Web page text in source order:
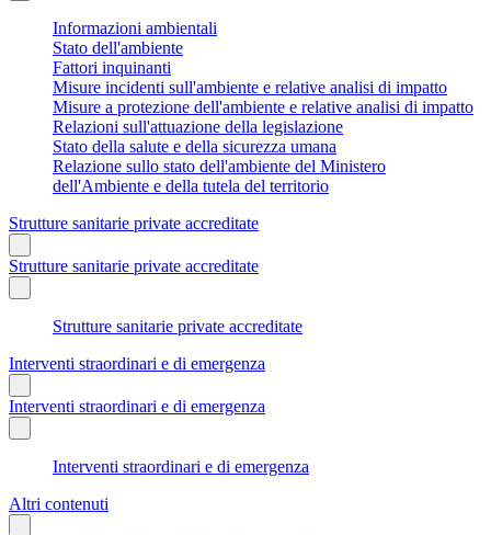
Informazioni ambientali
Stato dell'ambiente
Fattori inquinanti
Misure incidenti sull'ambiente e relative analisi di impatto
Misure a protezione dell'ambiente e relative analisi di impatto
Relazioni sull'attuazione della legislazione
Stato della salute e della sicurezza umana
Relazione sullo stato dell'ambiente del Ministero
dell'Ambiente e della tutela del territorio
Strutture sanitarie private accreditate
Strutture sanitarie private accreditate
Strutture sanitarie private accreditate
Interventi straordinari e di emergenza
Interventi straordinari e di emergenza
Interventi straordinari e di emergenza
Altri contenuti